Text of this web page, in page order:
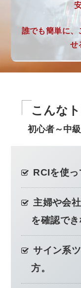
誰でも簡単に、
せ
こんな
初心者～中
RCIを使っ
主婦や会
を確認でき
サイン系
方。